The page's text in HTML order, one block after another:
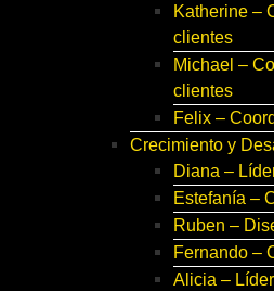
Katherine –
clientes
Michael –
clientes
Felix –
Crecimiento y
Diana –
Estefanía –
Ruben –
Fernando –
Alicia –